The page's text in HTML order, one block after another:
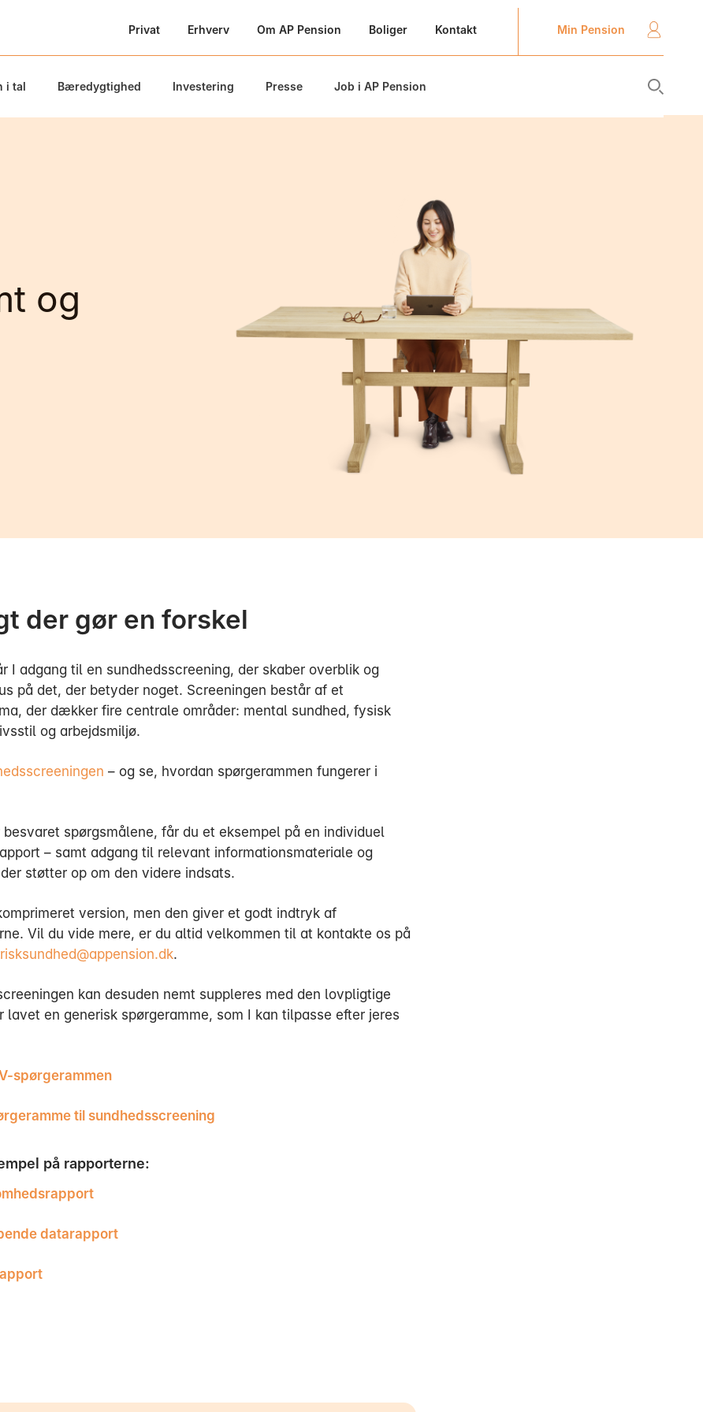
Min Pension
Privat Erhverv Om AP Pension Boliger Kontakt
i tal Bæredygtighed Investering Presse Job i AP Pension
og
der gør en forskel
I adgang til en sundhedsscreening, der skaber overblik og
på det, der betyder noget. Screeningen består af et
der dækker fire centrale områder: mental sundhed, fysisk
og arbejdsmiljø.
– og se, hvordan spørgerammen fungerer i
besvaret spørgsmålene, får du et eksempel på en individuel
– samt adgang til relevant informationsmateriale og
støtter op om den videre indsats.
version, men den giver et godt indtryk af
Vil du vide mere, er du altid velkommen til at kontakte os på
.
kan desuden nemt suppleres med den lovpligtige
lavet en generisk spørgeramme, som I kan tilpasse efter jeres
spørgerammen
til sundhedsscreening
på rapporterne:
datarapport